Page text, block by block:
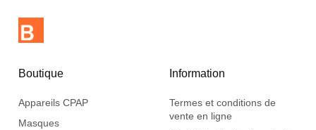
Boutique
Appareils CPAP
Masques
Information
Termes et conditions de
vente en ligne